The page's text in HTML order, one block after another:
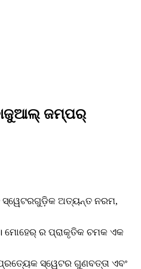
ଜମ୍ପର୍
ସ୍ୱେଟରଗୁଡ଼ିକ ଅତ୍ୟନ୍ତ ନରମ,
ମୋହେର୍ ର ପ୍ରାକୃତିକ ଚମକ ଏକ
ସ୍ୱେଟର ଗୁଣବତ୍ତା ଏବଂ